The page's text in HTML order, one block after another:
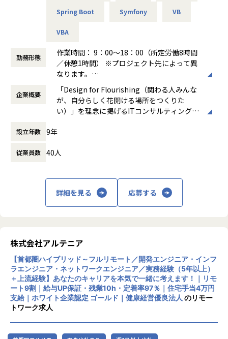
件を決定します。
「開発経験を積みたい」「設計に挑戦したい」「上流工程を
担当したい」などの
＜ネットワーク部門 想定キャリアパス＞
運用保守 → 構築 → 設計 → セキュリティ・コンサルティング
件を決定します。
「構築に行きたい」「設計に挑戦したい」「セキュリティ分
野を経験したい」などの
運用保守 → 構築 → 設計 → クラウド
件を決定します。
「構築に行きたい」「クラウドに挑戦したい」などの希望を
前提にアサインを行います。
＜主な開発案件事例＞
使用スキル：DjangoFW・Python
担当工程：調査・要件定義・基本設計・詳細設計・構築・製
造・テスト・リリース
担当者：30代後半・男性・入社4年目
Spring Boot Symfony VB
VBA
勤務形態
作業時間： 9：00～18：00（所定労働8時間
／休憩1時間） ※プロジェクト先によって異
なります。
働き方：
固定時間制（9時～18時、10時～19
時など）
時間外労働の有無： 有（月平均0時間～20時
間）
休憩時間： 60分
企業概要
「Design for Flourishing（関わる人みんな
が、自分らしく花開ける場所をつくりた
い）」を理念に掲げるITコンサルティング・
客様をリードする」のではなく、「お客様と
長を通じてビジネス変革を実現することを目
主な事業は、プロジェクトマネジメント、ソ
フトウェア開発、インフラソリューション開
発です。官公庁向けのMicrosoft 365移行（1
大規模案件の実績があります。近年は生成AI
関連プロジェクトにも注力しています。
リモートワーク率90％、有給取得率80％以
上、育休取得率100％と、働きやすい環境づ
くりにも力を入れています。住宅手当や資格
取得支援、技術書購入補助など福利厚生も充
中長期的には「中小企業のAI開発で第一に想
設立年数 9年
従業員数 40人
詳細を見る 応募する
株式会社アルテニア
【首都圏ハイブリッド～フルリモート／開発エンジニア・インフ
ラエンジニア・ネットワークエンジニア／実務経験（5年以上）
＋上流経験】あなたのキャリアを本気で一緒に考えます！｜リモ
ート9割｜給与UP保証・残業10h・定着率97％｜住宅手当4万円
支給｜ホワイト企業認定 ゴールド｜健康経営優良法人 のリモー
トワーク求人